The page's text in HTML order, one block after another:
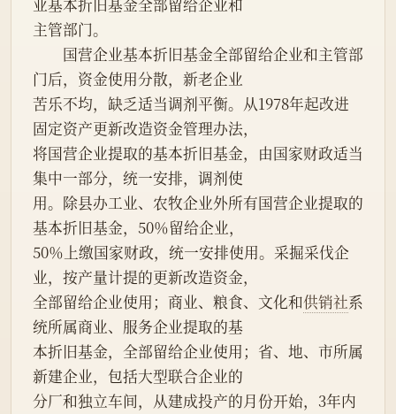
业基本折旧基金全部留给企业和
主管部门。
国营企业基本折旧基金全部留给企业和主管部
门后，资金使用分散，新老企业
苦乐不均，缺乏适当调剂平衡。从1978年起改进
固定资产更新改造资金管理办法，
将国营企业提取的基本折旧基金，由国家财政适当
集中一部分，统一安排，调剂使
用。除县办工业、农牧企业外所有国营企业提取的
基本折旧基金，50％留给企业，
50％上缴国家财政，统一安排使用。采掘采伐企
业，按产量计提的更新改造资金，
全部留给企业使用；商业、粮食、文化和供销社系
统所属商业、服务企业提取的基
本折旧基金，全部留给企业使用；省、地、市所属
新建企业，包括大型联合企业的
分厂和独立车间，从建成投产的月份开始，3年内